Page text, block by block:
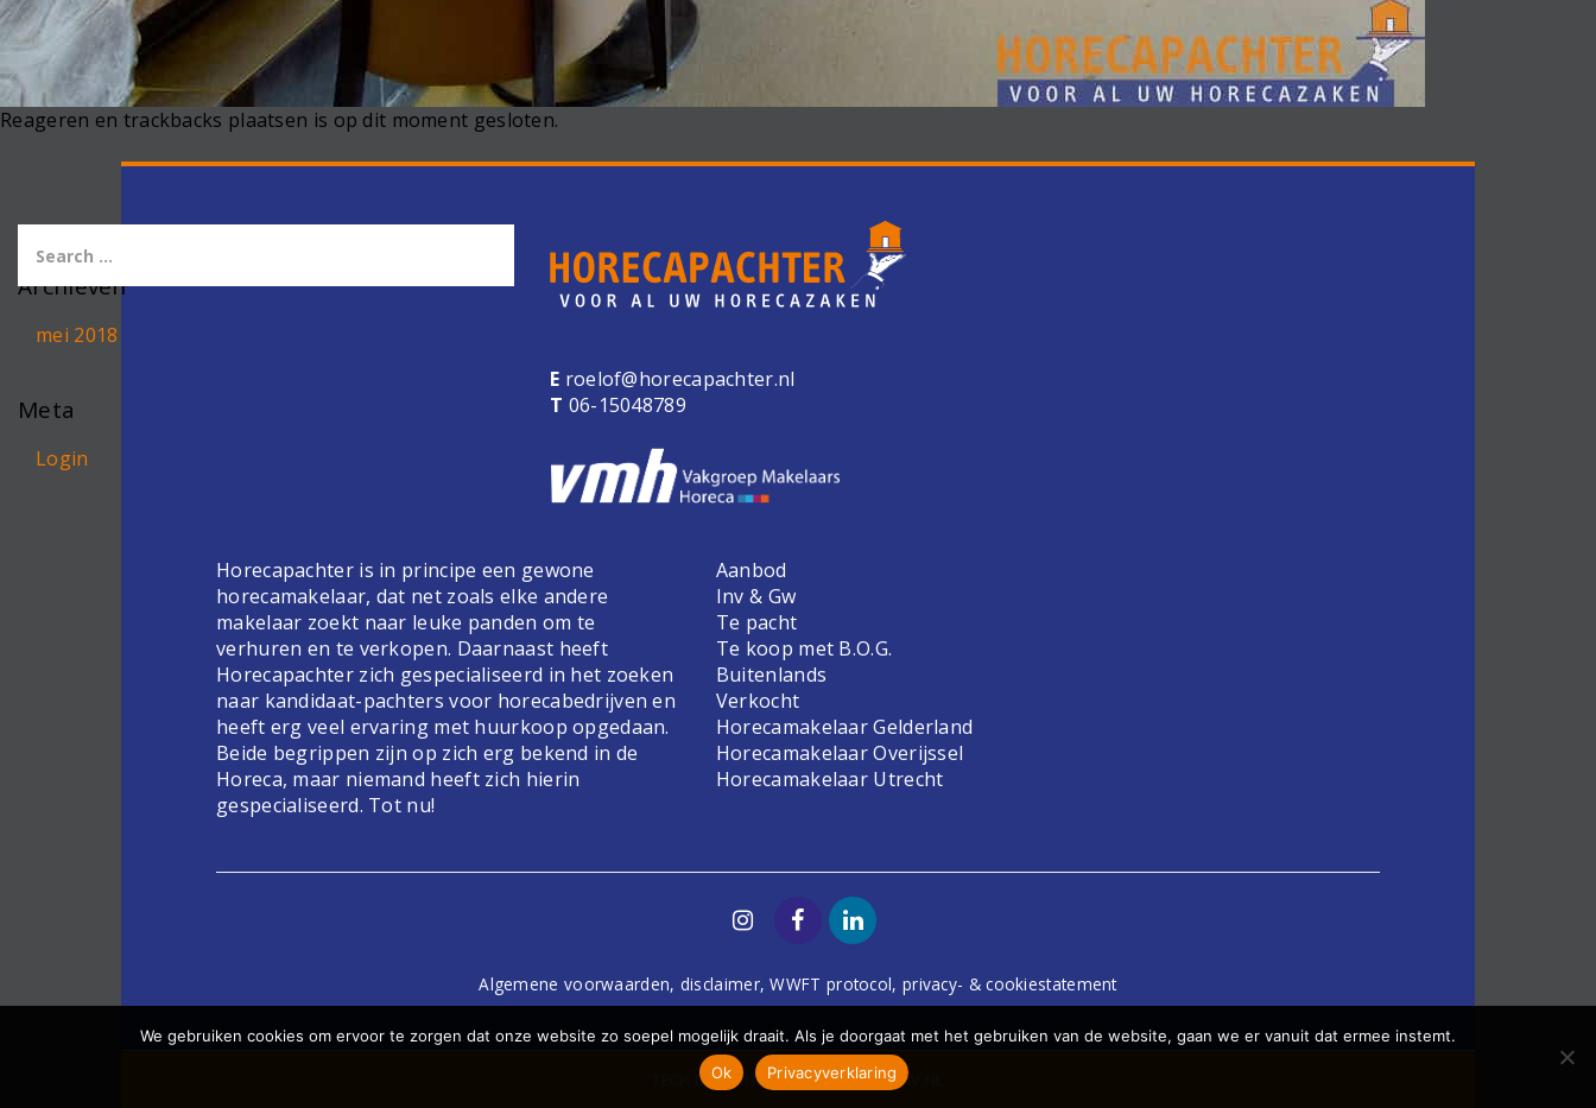
Reageren en trackbacks plaatsen is op dit moment gesloten.
Archieven
mei 2018
Meta
Login
E roelof@horecapachter.nl
T 06-15048789
Horecapachter is in principe een gewone
horecamakelaar, dat net zoals elke andere
makelaar zoekt naar leuke panden om te
verhuren en te verkopen. Daarnaast heeft
Horecapachter zich gespecialiseerd in het zoeken
naar kandidaat-pachters voor horecabedrijven en
heeft erg veel ervaring met huurkoop opgedaan.
Beide begrippen zijn op zich erg bekend in de
Horeca, maar niemand heeft zich hierin
gespecialiseerd. Tot nu!
Aanbod
Inv & Gw
Te pacht
Te koop met B.O.G.
Buitenlands
Verkocht
Horecamakelaar Gelderland
Horecamakelaar Overijssel
Horecamakelaar Utrecht
Algemene voorwaarden, disclaimer,WWFT protocol, privacy- & cookiestatement
DODO.NL | DESIGNSTUDIOVIV.NL
We gebruiken cookies om ervoor te zorgen dat onze website zo soepel mogelijk draait. Als je doorgaat met het gebruiken van de website, gaan we er vanuit dat ermee instemt.
Ok
Privacyverklaring